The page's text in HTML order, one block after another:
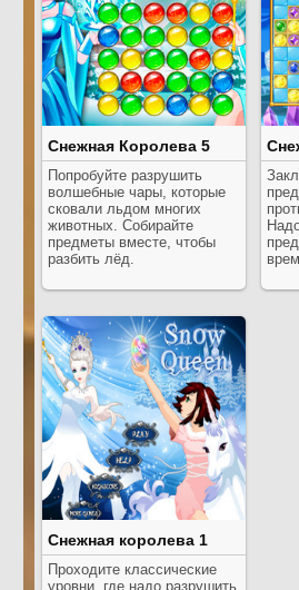
Снежная Королева 5
Попробуйте разрушить
волшебные чары, которые
сковали льдом многих
животных. Собирайте
предметы вместе, чтобы
разбить лёд.
Снежная королева 1
Проходите классические
уровни, где надо разрушить